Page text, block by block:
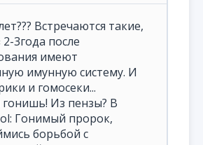
Встречаются такие,
3года после
имеют
имунную систему. И
и гомосеки...
Из пензы? В
Гонимый пророк,
борьбой с